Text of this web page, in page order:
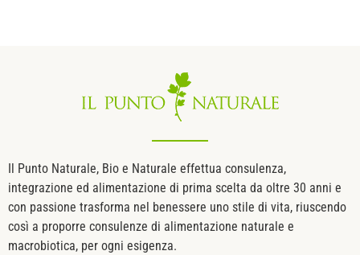
Il Punto Naturale, Bio e Naturale effettua consulenza,
integrazione ed alimentazione di prima scelta da oltre 30 anni e
con passione trasforma nel benessere uno stile di vita, riuscendo
così a proporre consulenze di alimentazione naturale e
macrobiotica, per ogni esigenza.